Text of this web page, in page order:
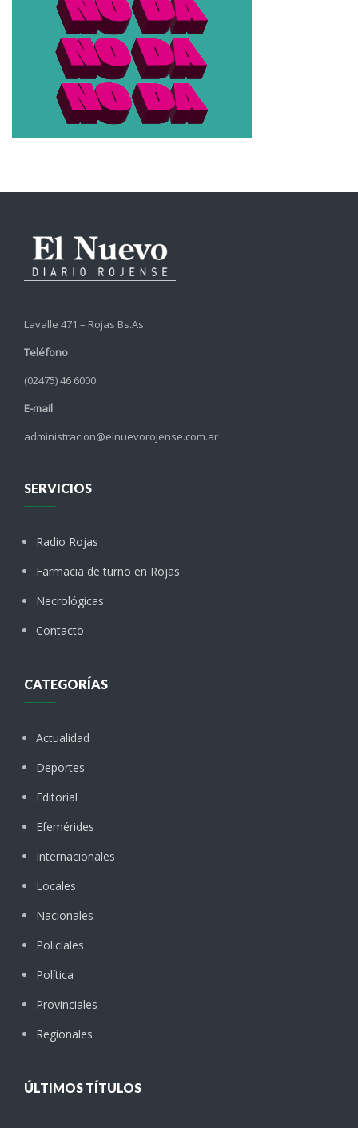
Lavalle 471 – Rojas Bs.As.
Teléfono
(02475) 46 6000
E-mail
administracion@elnuevorojense.com.ar
SERVICIOS
Radio Rojas
Farmacia de turno en Rojas
Necrológicas
Contacto
CATEGORÍAS
Actualidad
Deportes
Editorial
Efemérides
Internacionales
Locales
Nacionales
Policiales
Política
Provinciales
Regionales
ÚLTIMOS TÍTULOS